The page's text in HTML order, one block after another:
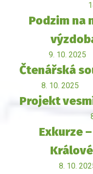
Podzim na
9. 10. 2025
Čtenářská
8. 10. 2025
Projekt
Exkurze
8. 10.